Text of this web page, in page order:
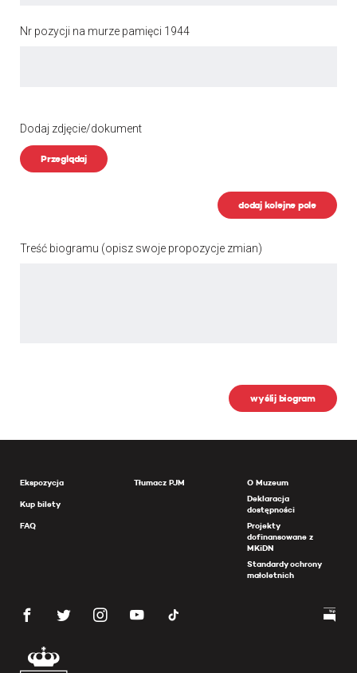
Nr pozycji na murze pamięci 1944
Dodaj zdjęcie/dokument
Przeglądaj
dodaj kolejne pole
Treść biogramu (opisz swoje propozycje zmian)
wyślij biogram
Ekspozycja
Kup bilety
FAQ
Tłumacz PJM
O Muzeum
Deklaracja
dostępności
Projekty
dofinansowane z
MKiDN
Standardy ochrony
małoletnich